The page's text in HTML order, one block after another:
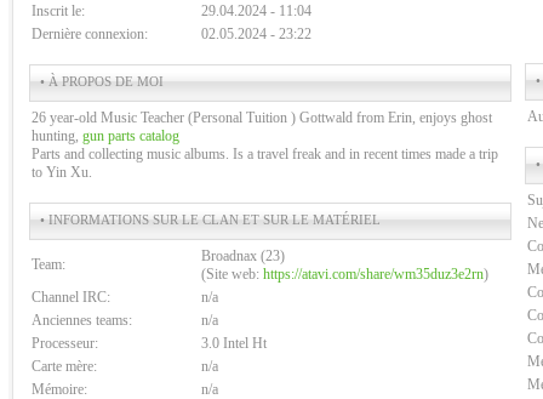
Inscrit le:
29.04.2024 - 11:04
Dernière connexion:
02.05.2024 - 23:22
• À PROPOS DE MOI
26 year-old Music Teacher (Personal Tuition ) Gottwald from Erin, enjoys ghost
hunting, gun parts catalog
Parts and collecting music albums. Is a travel freak and in recent times made a trip
to Yin Xu.
• INFORMATIONS SUR LE CLAN ET SUR LE MATÉRIEL
Team:
Broadnax (23)
(Site web: https://atavi.com/share/wm35duz3e2rn)
Channel IRC:
n/a
Anciennes teams:
n/a
Processeur:
3.0 Intel Ht
Carte mère:
n/a
Mémoire:
n/a
•
•